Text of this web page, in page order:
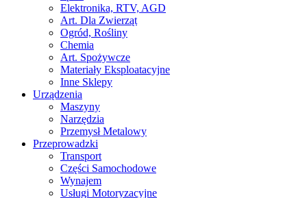
Elektronika, RTV, AGD
Art. Dla Zwierząt
Ogród, Rośliny
Chemia
Art. Spożywcze
Materiały Eksploatacyjne
Inne Sklepy
Urządzenia
Maszyny
Narzędzia
Przemysł Metalowy
Przeprowadzki
Transport
Części Samochodowe
Wynajem
Usługi Motoryzacyjne